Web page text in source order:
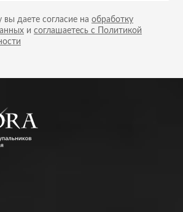
даете согласие на обработку
и соглашаетесь с Политикой